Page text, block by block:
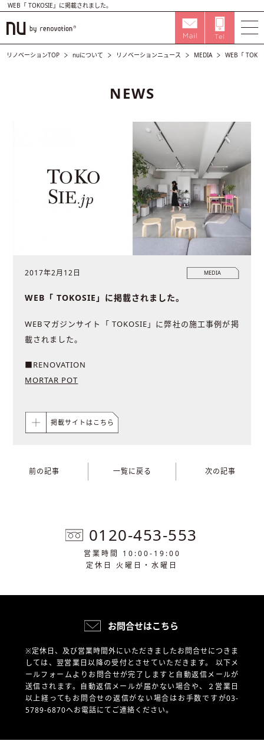
WEB「 TOKOSIE」に掲載されました。
リノベーションTOP nuについて リノベーションニュース MEDIA WEB「
NEWS
MEDIA
2017年2月12日
WEB「 TOKOSIE」に掲載されました。
WEBマガジンサイト「 TOKOSIE」に弊社の施工事例が掲
載されました。
■RENOVATION
MORTAR POT
掲載サイトはこちら
前の記事 一覧に戻る 次の記事
0120-453-553
営業時間 10:00-19:00
定休日 火曜日・水曜日
お問合せはこちら
※定休日、及び営業時間外にいただきましたお問合せにつきま
しては、翌営業日以降の受付とさせていただきます。 以下メ
ールフォームよりお問合せが完了しますと自動返信メールが
送信されます。自動返信メールが届かない場合や、
２営業日
以上経ってもお問合せの返信がない場合はお手数ですが03-
5789-6870へお電話にてご連絡ください。